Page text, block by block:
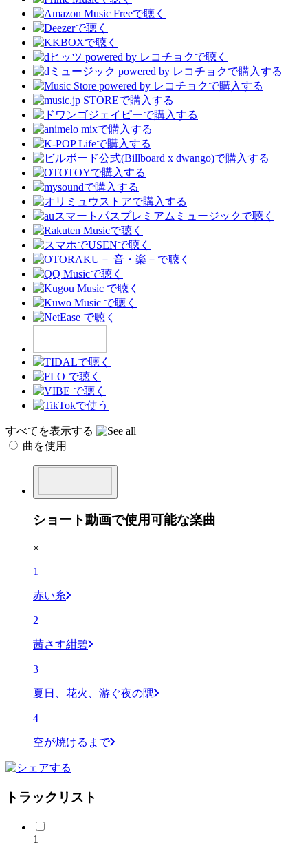
すべてを表示する
曲を使用
ショート動画で使用可能な楽曲
×
1
赤い糸
2
茜さす紺碧
3
夏日、花火、游ぐ夜の隅
4
空が焼けるまで
トラックリスト
1